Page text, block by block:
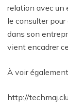
relation avec un
le consulter
dans son
vient encadrer
À voir
http://